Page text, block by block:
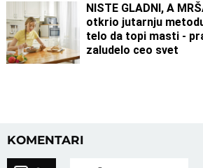
NISTE GLADNI, A
otkrio jutarnju
telo da topi masti -
zaludelo ceo svet
KOMENTARI